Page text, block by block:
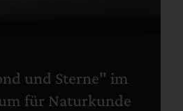
und Sterne" im
für Naturkunde